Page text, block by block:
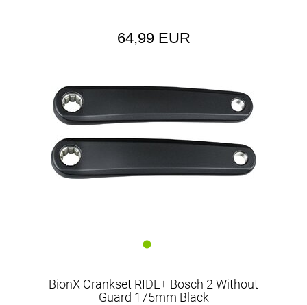
64,99 EUR
BionX Crankset RIDE+ Bosch 2 Without
Guard 175mm Black